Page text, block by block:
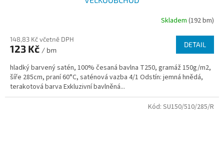
Skladem (192 bm)
148,83 Kč včetně DPH
123 Kč / bm
DETAIL
hladký barvený satén, 100% česaná bavlna T250, gramáž 150g/m2,
šíře 285cm, praní 60°C, saténová vazba 4/1 Odstín: jemná hnědá,
terakotová barva Exkluzivní bavlněná...
Kód: SU150/510/285/R